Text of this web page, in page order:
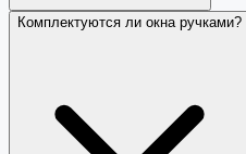
Комплектуются ли окна ручками?